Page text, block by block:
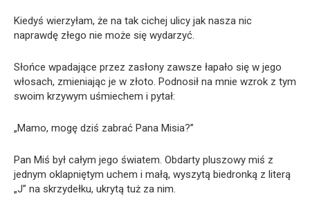
Kiedyś wierzyłam, że na tak cichej ulicy jak nasza nic
naprawdę złego nie może się wydarzyć.
Słońce wpadające przez zasłony zawsze łapało się w jego
włosach, zmieniając je w złoto. Podnosił na mnie wzrok z tym
swoim krzywym uśmiechem i pytał:
„Mamo, mogę dziś zabrać Pana Misia?”
Pan Miś był całym jego światem. Obdarty pluszowy miś z
jednym oklapniętym uchem i małą, wyszytą biedronką z literą
„J” na skrzydełku, ukrytą tuż za nim.